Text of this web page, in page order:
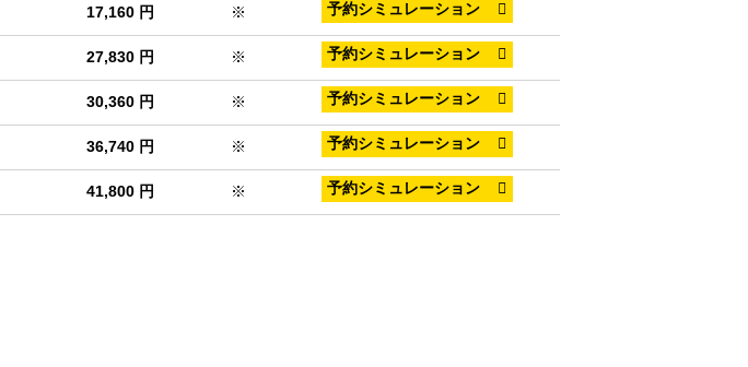
17,160 円 ※
27,830 円 ※
30,360 円 ※
36,740 円 ※
41,800 円 ※